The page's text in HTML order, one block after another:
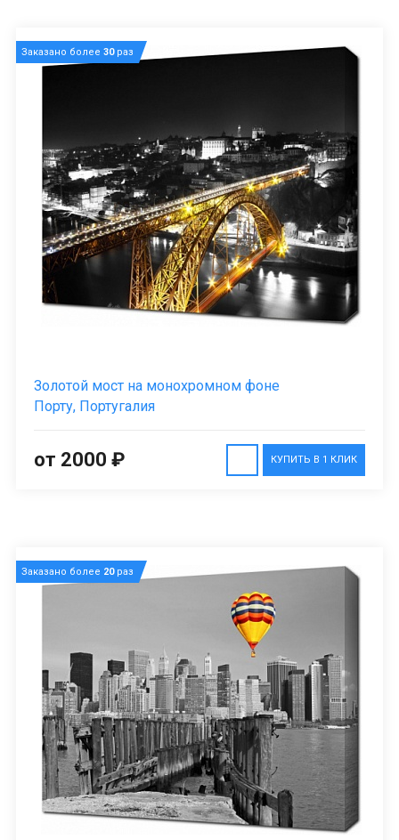
Заказано более 30раз
Золотой мост на монохромном фоне
Порту, Португалия
КУПИТЬ В 1 КЛИК
от 2000 ₽
Заказано более 20раз